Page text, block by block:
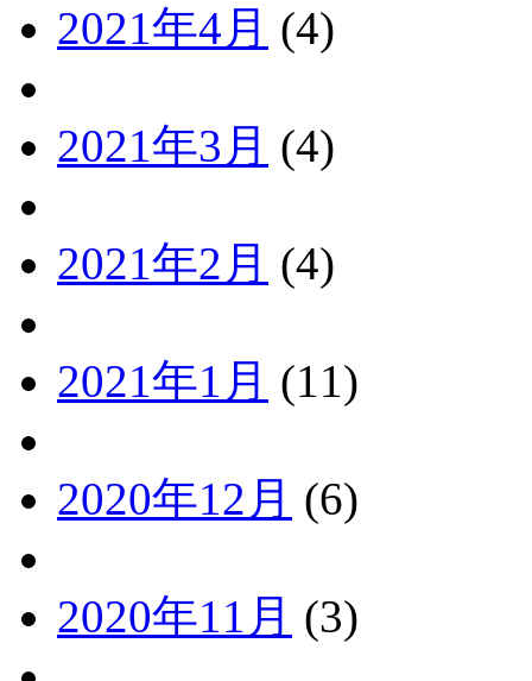
2021年4月 (4)
2021年3月 (4)
2021年2月 (4)
2021年1月 (11)
2020年12月 (6)
2020年11月 (3)